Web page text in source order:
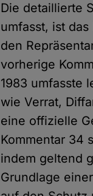
Die detaillierte
umfasst, ist
den
vorherige
1983 umfasste
wie Verrat,
eine offizielle
Kommentar 34
indem geltend
Grundlage